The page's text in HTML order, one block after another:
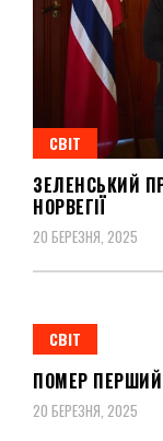
СВІТ
ЗЕЛЕНСЬКИЙ
НОРВЕГІЇ
20 БЕРЕЗНЯ, 2025
СВІТ
ПОМЕР ПЕРШИЙ
20 БЕРЕЗНЯ, 2025